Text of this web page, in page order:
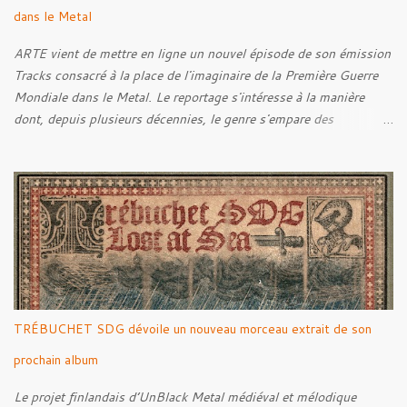
dans le Metal
ARTE vient de mettre en ligne un nouvel épisode de son émission
Tracks consacré à la place de l'imaginaire de la Première Guerre
Mondiale dans le Metal. Le reportage s'intéresse à la manière
dont, depuis plusieurs décennies, le genre s'empare des
cette réflexion, Tracks est allé à la rencontre de Noise (
Kanonenfieber ) et de Dmytro Kumar ( 1914 ), qui reviennent sur
leur intérêt pour la Première Guerre mondiale. Le documentaire
donne également la parole au producteur Kristian "Kohle"
Kohlmannslehner, collaborateur de 1914 , ainsi qu'à l'historien
Ralf Raths, directeur du Musée allemand des blindés de Munster,
afin d'interroger plus largement la place des images de guerre
dans l'esthétique et l'imaginaire du Metal. Le reportage est à
découvrir ci-dessous :
TRÉBUCHET SDG dévoile un nouveau morceau extrait de son
prochain album
Le projet finlandais d’UnBlack Metal médiéval et mélodique